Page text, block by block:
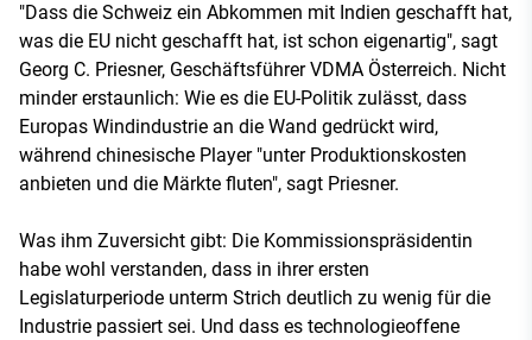
"Dass die Schweiz ein Abkommen mit Indien geschafft hat,
was die EU nicht geschafft hat, ist schon eigenartig", sagt
Georg C. Priesner, Geschäftsführer VDMA Österreich. Nicht
minder erstaunlich: Wie es die EU-Politik zulässt, dass
Europas Windindustrie an die Wand gedrückt wird,
während chinesische Player "unter Produktionskosten
anbieten und die Märkte fluten", sagt Priesner.
Was ihm Zuversicht gibt: Die Kommissionspräsidentin
habe wohl verstanden, dass in ihrer ersten
Legislaturperiode unterm Strich deutlich zu wenig für die
Industrie passiert sei. Und dass es technologieoffene